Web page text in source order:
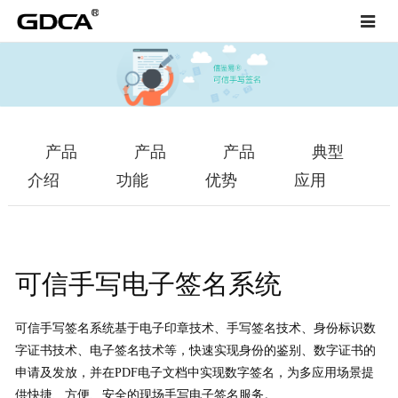
Toggle
产品
介绍
产品
功能
产品
优势
典型
应用
可信手写电子签名系统
可信手写签名系统基于电子印章技术、手写签名技术、身份标识数
字证书技术、电子签名技术等，快速实现身份的鉴别、数字证书的
申请及发放，并在PDF电子文档中实现数字签名，为多应用场景提
供快捷、方便、安全的现场手写电子签名服务。